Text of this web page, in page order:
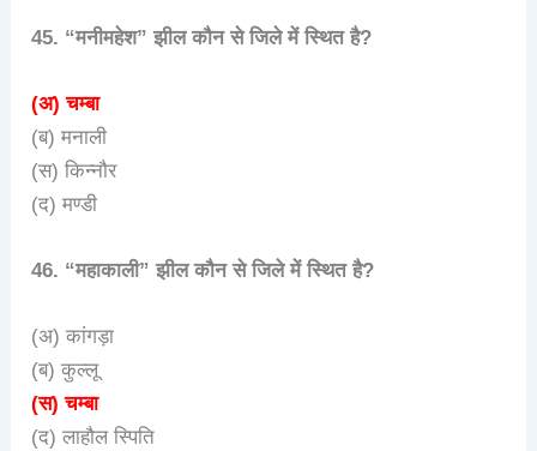
45. “मनीमहेश” झील कौन से जिले में स्थित है?
(अ) चम्बा
(ब) मनाली
(स) किन्नौर
(द) मण्डी
46. “महाकाली” झील कौन से जिले में स्थित है?
(अ) कांगड़ा
(ब) कुल्लू
(स) चम्बा
(द) लाहौल स्पिति